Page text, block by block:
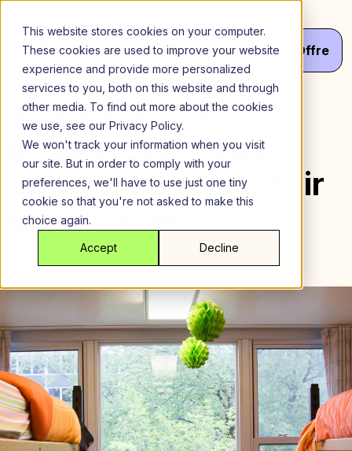
This website stores cookies on your computer.
These cookies are used to improve your website
experience and provide more personalized
services to you, both on this website and through
other media. To find out more about the cookies
we use, see our Privacy Policy.
We won't track your information when you visit
our site. But in order to comply with your
preferences, we'll have to use just one tiny
cookie so that you're not asked to make this
choice again.
Accept Decline
Aller
contenu
Menu
VaVotre Offre
Avantages et
inconvénients de
vivre dans un dortoir
universitaire